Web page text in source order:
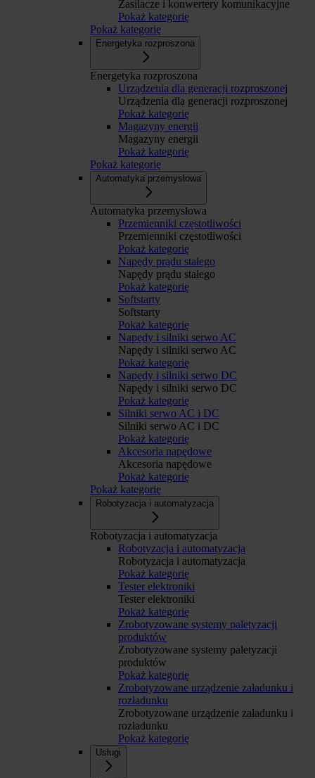
Zasilacze i konwertery komunikacyjne
Pokaż kategorię
Pokaż kategorię
Energetyka rozproszona
Energetyka rozproszona
Urządzenia dla generacji rozproszonej
Urządzenia dla generacji rozproszonej
Pokaż kategorię
Magazyny energii
Magazyny energii
Pokaż kategorię
Pokaż kategorię
Automatyka przemysłowa
Automatyka przemysłowa
Przemienniki częstotliwości
Przemienniki częstotliwości
Pokaż kategorię
Napędy prądu stałego
Napędy prądu stałego
Pokaż kategorię
Softstarty
Softstarty
Pokaż kategorię
Napędy i silniki serwo AC
Napędy i silniki serwo AC
Pokaż kategorię
Napędy i silniki serwo DC
Napędy i silniki serwo DC
Pokaż kategorię
Silniki serwo AC i DC
Silniki serwo AC i DC
Pokaż kategorię
Akcesoria napędowe
Akcesoria napędowe
Pokaż kategorię
Pokaż kategorię
Robotyzacja i automatyzacja
Robotyzacja i automatyzacja
Robotyzacja i automatyzacja
Robotyzacja i automatyzacja
Pokaż kategorię
Tester elektroniki
Tester elektroniki
Pokaż kategorię
Zrobotyzowane systemy paletyzacji
produktów
Zrobotyzowane systemy paletyzacji
produktów
Pokaż kategorię
Zrobotyzowane urządzenie załadunku i
rozładunku
Zrobotyzowane urządzenie załadunku i
rozładunku
Pokaż kategorię
Usługi